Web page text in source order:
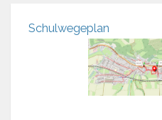
Schulwegeplan